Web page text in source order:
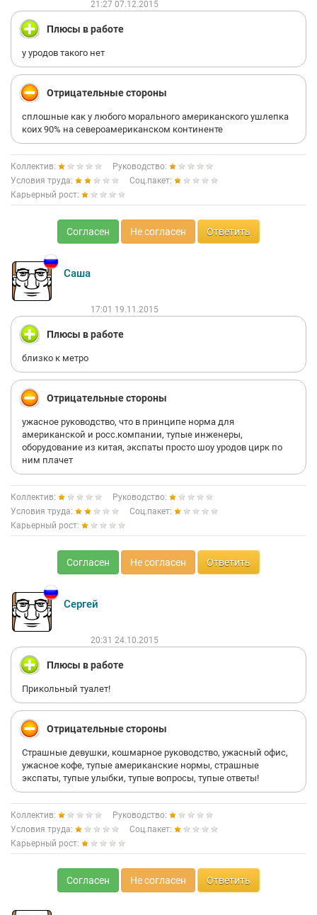
21:27 07.12.2015
Плюсы в работе
у уродов такого нет
Отрицательные стороны
сплошные как у любого морального американского ушлепка
коих 90% на североамериканском континенте
Коллектив:
Руководство:
Условия труда:
Соц.пакет:
Карьерный рост:
Согласен Не согласен Ответить
Саша
17:01 19.11.2015
Плюсы в работе
близко к метро
Отрицательные стороны
ужасное руководство, что в принципе норма для
американской и росс.компании, тупые инженеры,
оборудование из китая, экспаты просто шоу уродов цирк по
ним плачет
Коллектив:
Руководство:
Условия труда:
Соц.пакет:
Карьерный рост:
Согласен Не согласен Ответить
Сергей
20:31 24.10.2015
Плюсы в работе
Прикольный туалет!
Отрицательные стороны
Страшные девушки, кошмарное руководство, ужасный офис,
ужасное кофе, тупые американские нормы, страшные
экспаты, тупые улыбки, тупые вопросы, тупые ответы!
Коллектив:
Руководство:
Условия труда:
Соц.пакет:
Карьерный рост:
Согласен Не согласен Ответить